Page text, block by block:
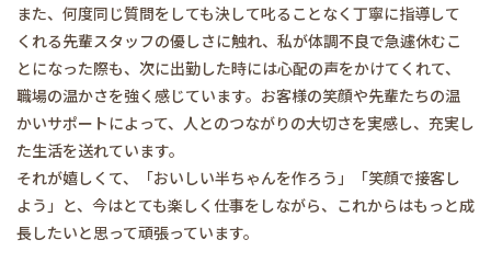
また、何度同じ質問をしても決して叱ることなく丁寧に指導して
くれる先輩スタッフの優しさに触れ、私が体調不良で急遽休むこ
とになった際も、次に出勤した時には心配の声をかけてくれて、
職場の温かさを強く感じています。お客様の笑顔や先輩たちの温
かいサポートによって、人とのつながりの大切さを実感し、充実し
た生活を送れています。
それが嬉しくて、「おいしい半ちゃんを作ろう」「笑顔で接客し
よう」と、今はとても楽しく仕事をしながら、これからはもっと成
長したいと思って頑張っています。